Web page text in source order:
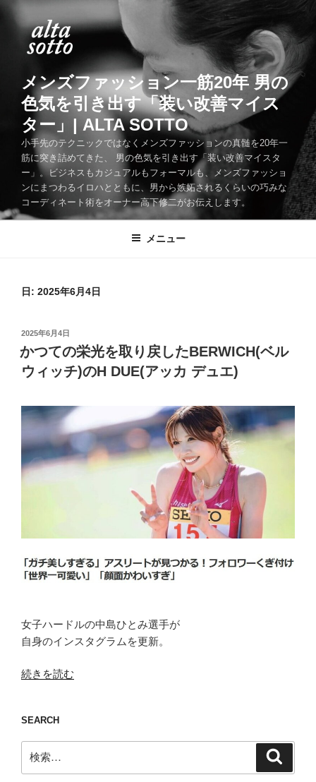
メンズファッション一筋20年 男の
色気を引き出す「装い改善マイス
ター」| ALTA SOTTO
小手先のテクニックではなくメンズファッションの真髄を20年一
筋に突き詰めてきた、 男の色気を引き出す「装い改善マイスタ
ー」。ビジネスもカジュアルもフォーマルも、メンズファッショ
ンにまつわるイロハとともに、男から嫉妬されるくらいの巧みな
コーディネート術をオーナー高下修二がお伝えします。
メニュー
日: 2025年6月4日
投
稿
日:
2025年6月4日
かつての栄光を取り戻したBERWICH(ベル
ウィッチ)のH DUE(アッカ デュエ)
女子ハードルの中島ひとみ選手が
自身のインスタグラムを更新。
“か
の
栄
光
を
続きを読む
SEARCH
索: